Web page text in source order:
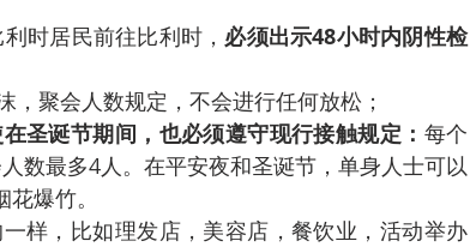
时居民前往比利时， 必须出示48小时内阴性检
聚会人数规定，不会进行任何放松；
圣诞节期间，也必须遵守现行接触规定： 每个
数最多4人。在平安夜和圣诞节，单身人士可以
爆竹。
样，比如理发店，美容店，餐饮业，活动举办